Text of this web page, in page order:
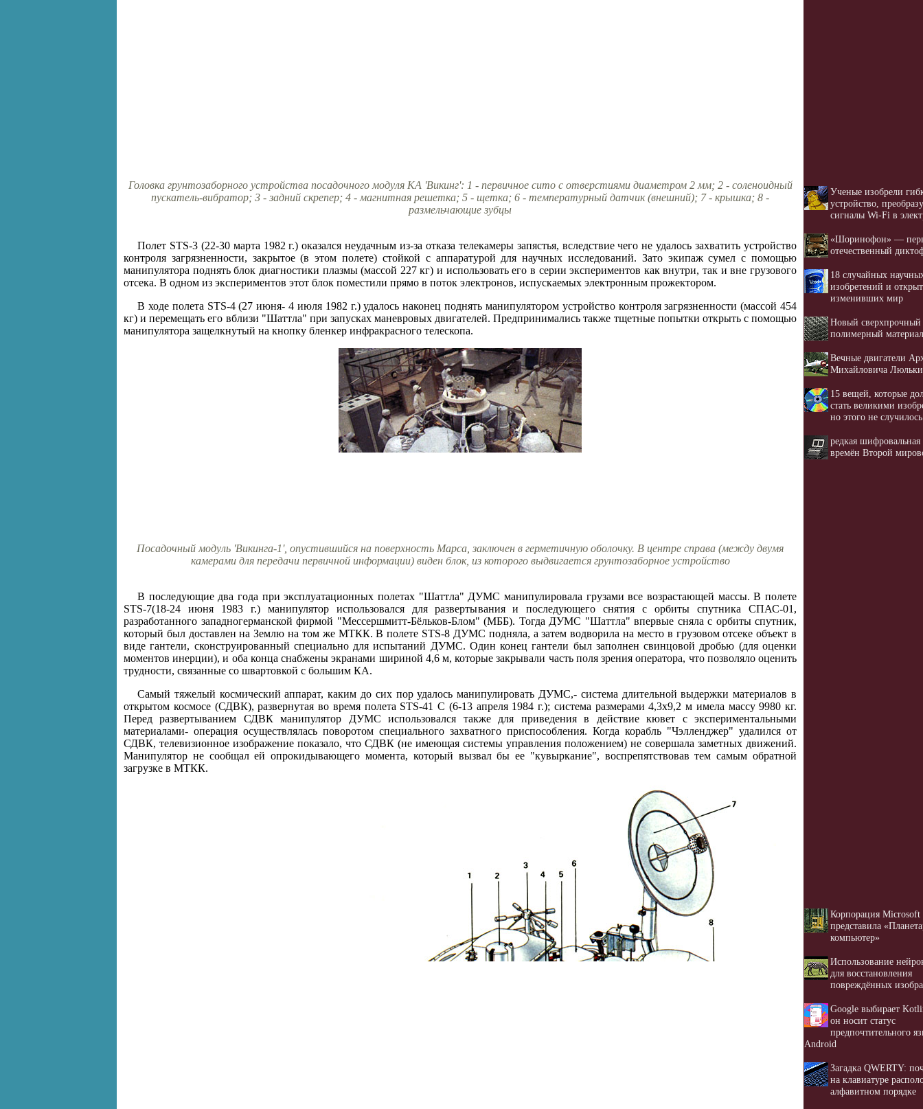
Головка грунтозаборного устройства посадочного модуля КА 'Викинг': 1 - первичное сито с отверстиями диаметром 2 мм; 2 - соленоидный
пускатель-вибратор; 3 - задний скрепер; 4 - магнитная решетка; 5 - щетка; 6 - температурный датчик (внешний); 7 - крышка; 8 -
размельчающие зубцы
Полет STS-3 (22-30 марта 1982 г.) оказался неудачным из-за отказа телекамеры запястья, вследствие чего не удалось захватить устройство
контроля загрязненности, закрытое (в этом полете) стойкой с аппаратурой для научных исследований. Зато экипаж сумел с помощью
манипулятора поднять блок диагностики плазмы (массой 227 кг) и использовать его в серии экспериментов как внутри, так и вне грузового
отсека. В одном из экспериментов этот блок поместили прямо в поток электронов, испускаемых электронным прожектором.
В ходе полета STS-4 (27 июня- 4 июля 1982 г.) удалось наконец поднять манипулятором устройство контроля загрязненности (массой 454
кг) и перемещать его вблизи "Шаттла" при запусках маневровых двигателей. Предпринимались также тщетные попытки открыть с помощью
манипулятора защелкнутый на кнопку бленкер инфракрасного телескопа.
Посадочный модуль 'Викинга-1', опустившийся на поверхность Марса, заключен в герметичную оболочку. В центре справа (между двумя
камерами для передачи первичной информации) виден блок, из которого выдвигается грунтозаборное устройство
В последующие два года при эксплуатационных полетах "Шаттла" ДУМС манипулировала грузами все возрастающей массы. В полете
STS-7(18-24 июня 1983 г.) манипулятор использовался для развертывания и последующего снятия с орбиты спутника СПАС-01,
разработанного западногерманской фирмой "Мессершмитт-Бёльков-Блом" (МББ). Тогда ДУМС "Шаттла" впервые сняла с орбиты спутник,
который был доставлен на Землю на том же МТКК. В полете STS-8 ДУМС подняла, а затем водворила на место в грузовом отсеке объект в
виде гантели, сконструированный специально для испытаний ДУМС. Один конец гантели был заполнен свинцовой дробью (для оценки
моментов инерции), и оба конца снабжены экранами шириной 4,6 м, которые закрывали часть поля зрения оператора, что позволяло оценить
трудности, связанные со швартовкой с большим КА.
Самый тяжелый космический аппарат, каким до сих пор удалось манипулировать ДУМС,- система длительной выдержки материалов в
открытом космосе (СДВК), развернутая во время полета STS-41 С (6-13 апреля 1984 г.); система размерами 4,3x9,2 м имела массу 9980 кг.
Перед развертыванием СДВК манипулятор ДУМС использовался также для приведения в действие кювет с экспериментальными
материалами- операция осуществлялась поворотом специального захватного приспособления. Когда корабль "Чэлленджер" удалился от
СДВК, телевизионное изображение показало, что СДВК (не имеющая системы управления положением) не совершала заметных движений.
Манипулятор не сообщал ей опрокидывающего момента, который вызвал бы ее "кувыркание", воспрепятствовав тем самым обратной
загрузке в МТКК.
Ученые изобрели
устройство,
сигналы Wi-Fi в
«Шоринофон» —
отечественный
18 случайных
изобретений и
изменивших мир
Новый сверхпрочный
полимерный материал
Вечные двигатели
Михайловича Люльки
15 вещей, которые
стать великими
но этого не случилось
редкая
времён Второй
Корпорация Microsoft
представила
компьютер»
Использование
для восстановления
повреждённых
Google выбирает
он носит статус
предпочтительного
Android
Загадка QWERTY:
на клавиатуре
алфавитном порядке